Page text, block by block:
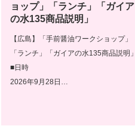
ョップ」「ランチ」「ガイア
の水135商品説明」
【広島】「手前醤油ワークショップ」
「ランチ」「ガイアの水135商品説明」
■日時
2026年9月28日…